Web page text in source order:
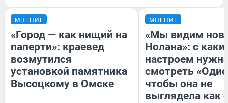
МНЕНИЕ
«Город — как нищий на
паперти»: краевед
возмутился
установкой памятника
Высоцкому в Омске
МНЕНИЕ
«Мы видим
Нолана»: с
настроем
смотреть
чтобы она не
выглядела как